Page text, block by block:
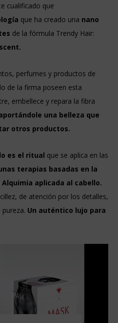
cualificado que
que ha creado una nano
de la fórmula Trendy Hair:
perfumes y productos de
de la firma poseen esta
embellece y repara la fibra
una belleza que
otros productos.
es el ritual que se aplica en las
terapias basadas en la
aplicada al cabello.
de atención por los detalles,
Un auténtico lujo para